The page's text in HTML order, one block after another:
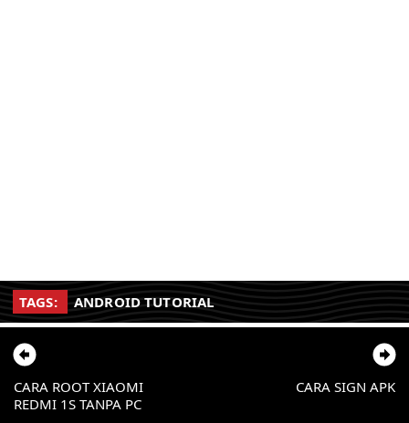
TAGS: ANDROID TUTORIAL
CARA SIGN APK
CARA ROOT XIAOMI
REDMI 1S TANPA PC